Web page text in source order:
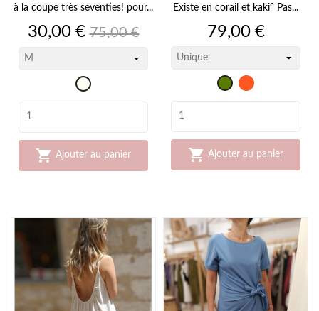
à la coupe très seventies! pour...
Prix
30,00 € Prix
75,00 €
Blanc
 Ajouter au panier
Existe en corail et kaki° Pas...
Prix
79,00 €
kaki Corail
 Ajouter au panier